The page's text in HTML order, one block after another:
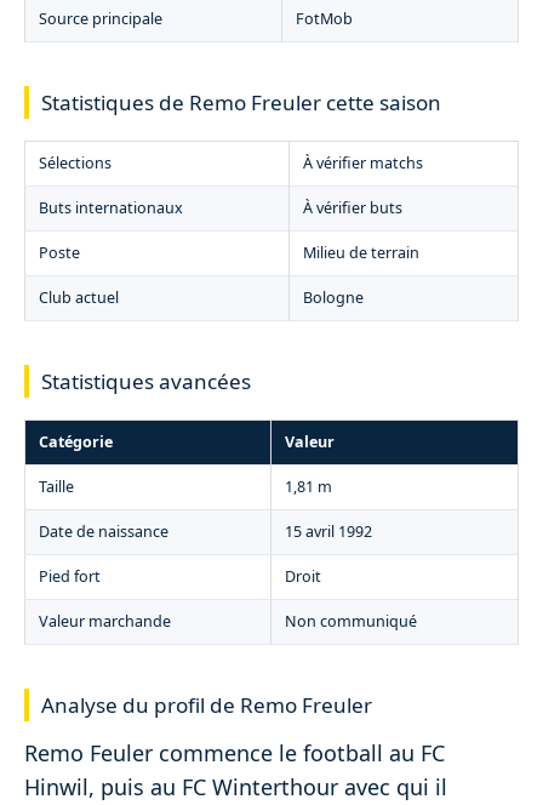
Source principale FotMob
Statistiques de Remo Freuler cette saison
Sélections À vérifier matchs
Buts internationaux À vérifier buts
Poste Milieu de terrain
Club actuel Bologne
Statistiques avancées
Catégorie Valeur
Taille 1,81 m
Date de naissance 15 avril 1992
Pied fort Droit
Valeur marchande Non communiqué
Analyse du profil de Remo Freuler
Remo Feuler commence le football au FC
Hinwil, puis au FC Winterthour avec qui il